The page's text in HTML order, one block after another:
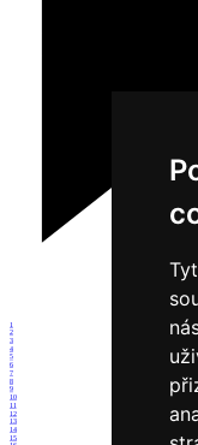
1
2
3
4
5
6
7
8
9
10
11
12
13
14
15